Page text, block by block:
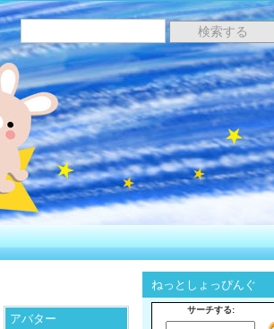
アバター
ねっとしょっぴんぐ
サーチする: